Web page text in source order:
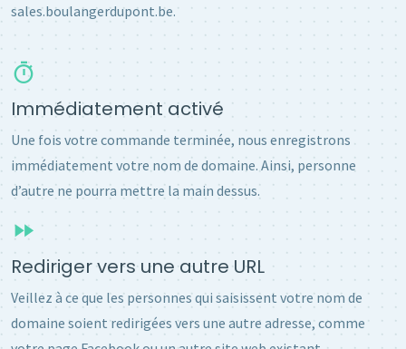
sales.boulangerdupont.be.
Immédiatement activé
Une fois votre commande terminée, nous enregistrons
immédiatement votre nom de domaine. Ainsi, personne
d’autre ne pourra mettre la main dessus.
Rediriger vers une autre URL
Veillez à ce que les personnes qui saisissent votre nom de
domaine soient redirigées vers une autre adresse, comme